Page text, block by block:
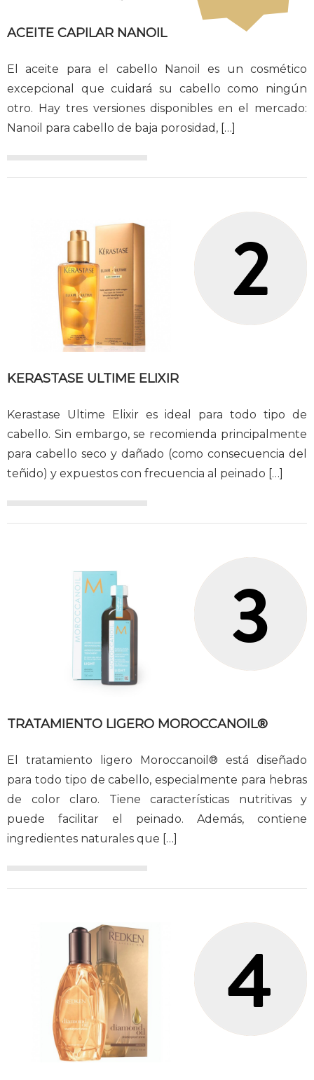
ACEITE CAPILAR NANOIL
El aceite para el cabello Nanoil es un cosmético
excepcional que cuidará su cabello como ningún
otro. Hay tres versiones disponibles en el mercado:
Nanoil para cabello de baja porosidad, […]
KERASTASE ULTIME ELIXIR
Kerastase Ultime Elixir es ideal para todo tipo de
cabello. Sin embargo, se recomienda principalmente
para cabello seco y dañado (como consecuencia del
teñido) y expuestos con frecuencia al peinado […]
TRATAMIENTO LIGERO MOROCCANOIL®
El tratamiento ligero Moroccanoil® está diseñado
para todo tipo de cabello, especialmente para hebras
de color claro. Tiene características nutritivas y
puede facilitar el peinado. Además, contiene
ingredientes naturales que […]